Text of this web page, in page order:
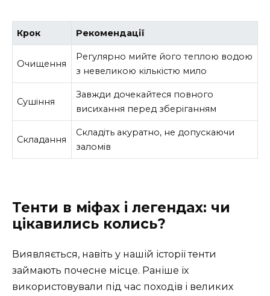
Крок Рекомендації
Очищення
Регулярно мийте його теплою водою
з невеликою кількістю мило
Сушіння
Завжди дочекайтеся повного
висихання перед зберіганням
Складання
Складіть акуратно, не допускаючи
заломів
Тенти в міфах і легендах: чи
цікавились колись?
Виявляється, навіть у нашій історії тенти
займають почесне місце. Раніше їх
використовували під час походів і великих